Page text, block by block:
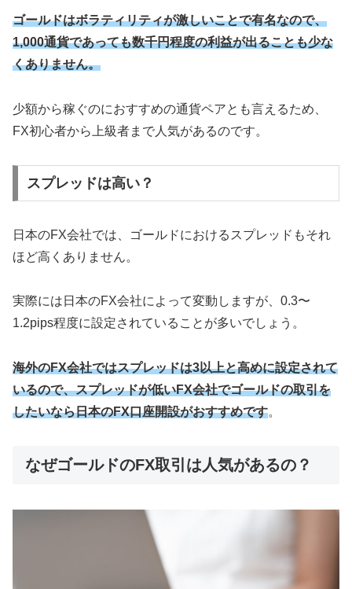
ゴールドはボラティリティが激しいことで有名なので、
1,000通貨であっても数千円程度の利益が出ることも少な
くありません。
少額から稼ぐのにおすすめの通貨ペアとも言えるため、
FX初心者から上級者まで人気があるのです。
スプレッドは高い？
日本のFX会社では、ゴールドにおけるスプレッドもそれ
ほど高くありません。
実際には日本のFX会社によって変動しますが、0.3〜
1.2pips程度に設定されていることが多いでしょう。
海外のFX会社ではスプレッドは3以上と高めに設定されて
いるので、スプレッドが低いFX会社でゴールドの取引を
したいなら日本のFX口座開設がおすすめです。
なぜゴールドのFX取引は人気があるの？